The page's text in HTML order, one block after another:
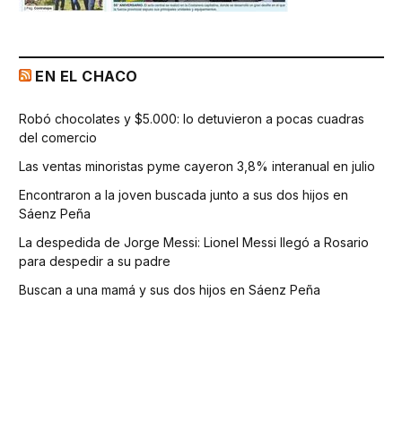
EN EL CHACO
Robó chocolates y $5.000: lo detuvieron a pocas cuadras
del comercio
Las ventas minoristas pyme cayeron 3,8% interanual en julio
Encontraron a la joven buscada junto a sus dos hijos en
Sáenz Peña
La despedida de Jorge Messi: Lionel Messi llegó a Rosario
para despedir a su padre
Buscan a una mamá y sus dos hijos en Sáenz Peña